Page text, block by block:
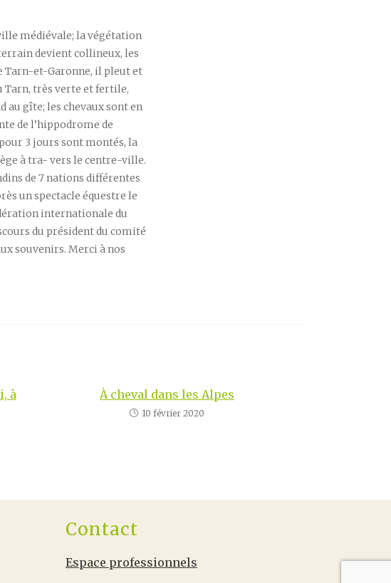
médiévale; la végétation
devient collineux, les
Tarn-et-Garonne, il pleut et
Tarn, très verte et fertile,
gîte; les chevaux sont en
de l’hippodrome de
3 jours sont montés, la
à tra- vers le centre-ville.
de 7 nations différentes
un spectacle équestre le
internationale du
du président du comité
souvenirs. Merci à nos
à
À cheval dans les Alpes
10 février 2020
Contact
Espace professionnels